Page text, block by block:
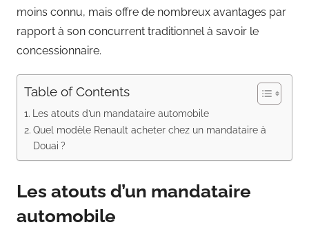
moins connu, mais offre de nombreux avantages par
rapport à son concurrent traditionnel à savoir le
concessionnaire.
Table of Contents
Les atouts d’un mandataire automobile
Quel modèle Renault acheter chez un mandataire à
Douai ?
Les atouts d’un mandataire
automobile